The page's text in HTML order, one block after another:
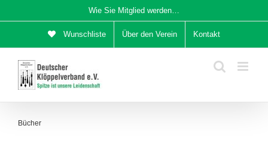
Inhalt
Wie Sie Mitglied werden…
Wunschliste Über den Verein Kontakt
Bücher